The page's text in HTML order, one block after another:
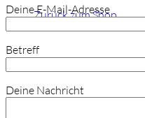
Zurück zum Shop
Deine E-Mail-Adresse
Betreff
Deine Nachricht